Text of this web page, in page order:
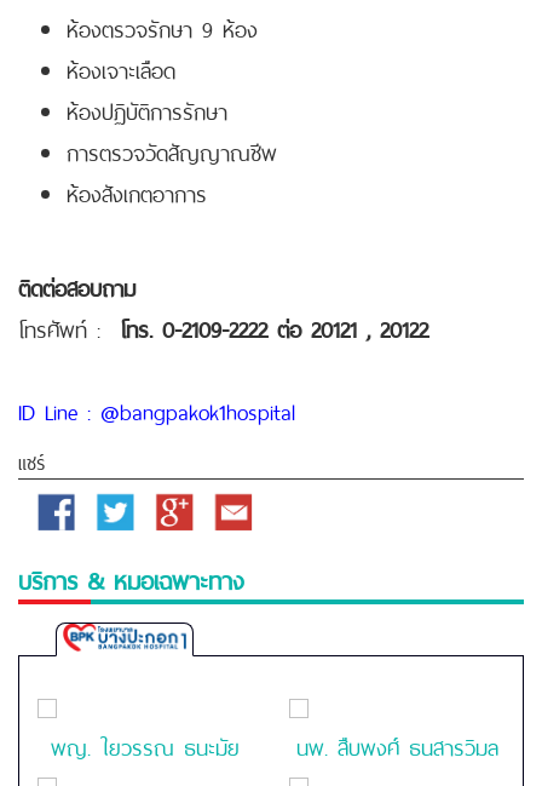
ห้องตรวจรักษา 9 ห้อง
ห้องเจาะเลือด
ห้องปฏิบัติการรักษา
การตรวจวัดสัญญาณชีพ
ห้องสังเกตอาการ
ติดต่อสอบถาม
โทรศัพท์ : โทร. 0-2109-2222 ต่อ 20121 , 20122
ID Line : @bangpakok1hospital
แชร์
Facebook Twitter
Google
Email
บริการ & หมอเฉพาะทาง
Bangpakok
พญ. ใยวรรณ ธนะมัย นพ. สืบพงศ์ ธนสารวิมล